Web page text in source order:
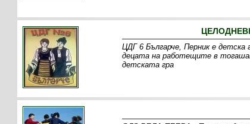
ЦДГ 6 Българче, Перник е детска
децата на работещите в
детската гра